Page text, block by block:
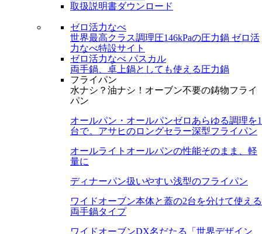
取扱説明書ダウンロード
ゼロ活力なべ
世界最高クラス調理圧146kPaの圧力鍋 ゼロ活
力なべ特設サイト
ゼロ活力なべ パスカル
両手鍋、卓上鍋としても使える圧力鍋
フライパン
水ナシ？油ナシ！オーブン不要の鋳物フライ
パン
オールパン・オールパンゼロ あらゆる調理を1
台で。アサヒのロングセラー深型フライパン
オールライト オールパンの性能そのまま、軽
量に
ディナーパン扱いやすい浅型のフライパン
ワイドオーブン本体と蓋の2台を分けて使える
両手鍋タイプ
ワイドオーブンDX名だたる「世界デザイン